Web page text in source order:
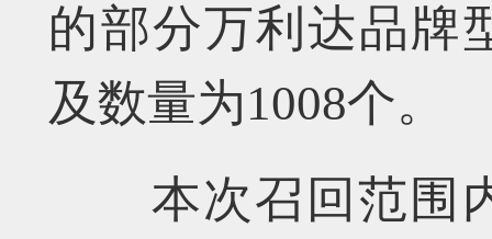
的部分万利达品牌
及数量为1008个。
本次召回范围